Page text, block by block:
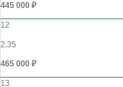
445 000 ₽
12
2,35
465 000 ₽
13